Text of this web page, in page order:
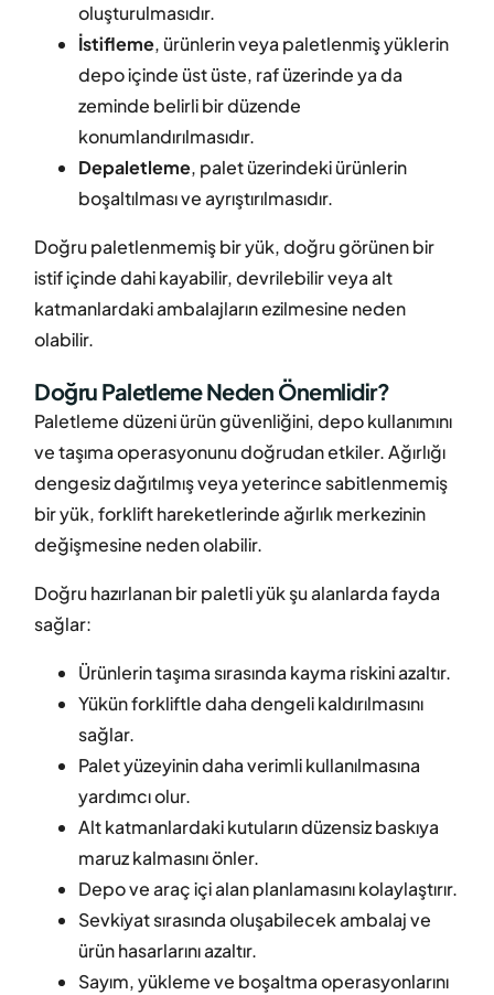
oluşturulmasıdır.
İstifleme, ürünlerin veya paletlenmiş yüklerin
depo içinde üst üste, raf üzerinde ya da
zeminde belirli bir düzende
konumlandırılmasıdır.
Depaletleme, palet üzerindeki ürünlerin
boşaltılması ve ayrıştırılmasıdır.
Doğru paletlenmemiş bir yük, doğru görünen bir
istif içinde dahi kayabilir, devrilebilir veya alt
katmanlardaki ambalajların ezilmesine neden
olabilir.
Doğru Paletleme Neden Önemlidir?
Paletleme düzeni ürün güvenliğini, depo kullanımını
ve taşıma operasyonunu doğrudan etkiler. Ağırlığı
dengesiz dağıtılmış veya yeterince sabitlenmemiş
bir yük, forklift hareketlerinde ağırlık merkezinin
değişmesine neden olabilir.
Doğru hazırlanan bir paletli yük şu alanlarda fayda
sağlar:
Ürünlerin taşıma sırasında kayma riskini azaltır.
Yükün forkliftle daha dengeli kaldırılmasını
sağlar.
Palet yüzeyinin daha verimli kullanılmasına
yardımcı olur.
Alt katmanlardaki kutuların düzensiz baskıya
maruz kalmasını önler.
Depo ve araç içi alan planlamasını kolaylaştırır.
Sevkiyat sırasında oluşabilecek ambalaj ve
ürün hasarlarını azaltır.
Sayım, yükleme ve boşaltma operasyonlarını